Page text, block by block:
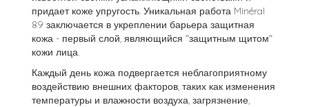
придает коже упругость. Уникальная работа Minéral
89 заключается в укреплении барьера защитная
кожа - первый слой, являющийся "защитным щитом"
кожи лица.
Каждый день кожа подвергается неблагоприятному
воздействию внешних факторов, таких как изменения
температуры и влажности воздуха, загрязнение,